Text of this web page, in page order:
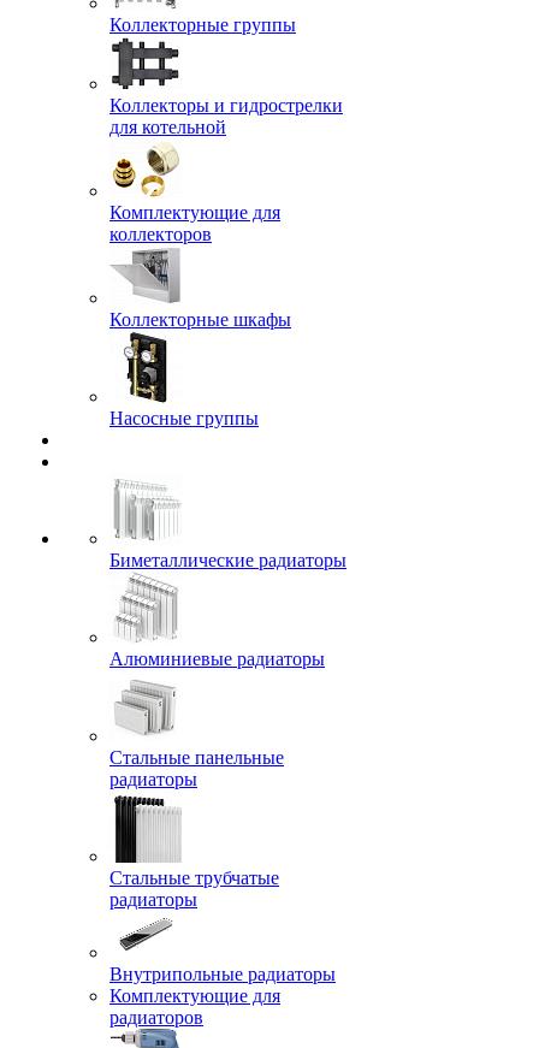
Коллекторные группы
Коллекторы и гидрострелки
для котельной
Комплектующие для
коллекторов
Коллекторные шкафы
Насосные группы
Биметаллические радиаторы
Алюминиевые радиаторы
Стальные панельные
радиаторы
Стальные трубчатые
радиаторы
Внутрипольные радиаторы
Комплектующие для
радиаторов